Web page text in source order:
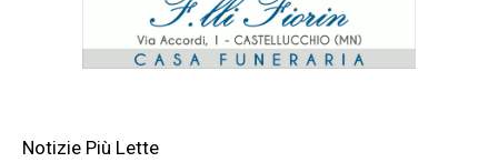
Notizie Più Lette